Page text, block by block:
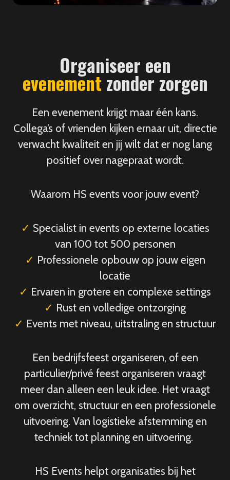
Organiseer een
evenement zonder zorgen
Een evenement krijgt maar één kans.
Collega’s of vrienden kijken ernaar uit, directie
verwacht kwaliteit en jij wilt dat er nog lang
positief over nagepraat wordt.
Waarom HS events voor jouw event?
✓ Specialist in events op externe locaties
van 100 tot 500 personen
✓ Professionele opbouw op jouw eigen
locatie
✓ Ervaren in grotere en complexe settings
✓ Rust en volledige ontzorging
✓ Events met niveau, uitstraling en structuur
Een bedrijfsfeest organiseren, of een
particulier/privé feest organiseren vraagt
meer dan alleen een leuk idee. Het vraagt
om overzicht, structuur en een professionele
uitvoering. Van logistieke afstemming en
techniek tot planning en uitvoering.
HS Events helpt organisaties bij het